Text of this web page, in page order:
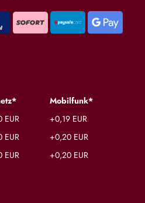
Mobilfunk*
EUR
+0,19 EUR
EUR
+0,20 EUR
EUR
+0,20 EUR